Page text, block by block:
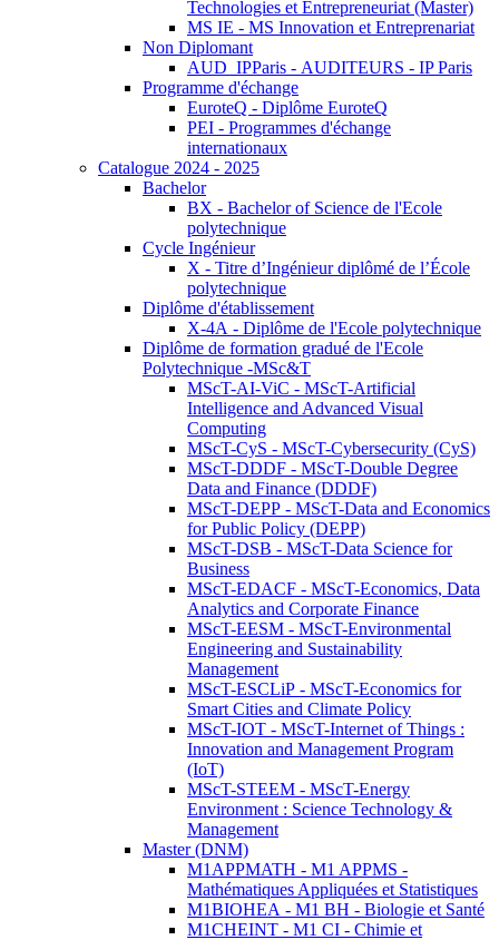
Technologies et Entrepreneuriat (Master)
MS IE - MS Innovation et Entreprenariat
Non Diplomant
AUD_IPParis - AUDITEURS - IP Paris
Programme d'échange
EuroteQ - Diplôme EuroteQ
PEI - Programmes d'échange
internationaux
Catalogue 2024 - 2025
Bachelor
BX - Bachelor of Science de l'Ecole
polytechnique
Cycle Ingénieur
X - Titre d’Ingénieur diplômé de l’École
polytechnique
Diplôme d'établissement
X-4A - Diplôme de l'Ecole polytechnique
Diplôme de formation gradué de l'Ecole
Polytechnique -MSc&T
MScT-AI-ViC - MScT-Artificial
Intelligence and Advanced Visual
Computing
MScT-CyS - MScT-Cybersecurity (CyS)
MScT-DDDF - MScT-Double Degree
Data and Finance (DDDF)
MScT-DEPP - MScT-Data and Economics
for Public Policy (DEPP)
MScT-DSB - MScT-Data Science for
Business
MScT-EDACF - MScT-Economics, Data
Analytics and Corporate Finance
MScT-EESM - MScT-Environmental
Engineering and Sustainability
Management
MScT-ESCLiP - MScT-Economics for
Smart Cities and Climate Policy
MScT-IOT - MScT-Internet of Things :
Innovation and Management Program
(IoT)
MScT-STEEM - MScT-Energy
Environment : Science Technology &
Management
Master (DNM)
M1APPMATH - M1 APPMS -
Mathématiques Appliquées et Statistiques
M1BIOHEA - M1 BH - Biologie et Santé
M1CHEINT - M1 CI - Chimie et